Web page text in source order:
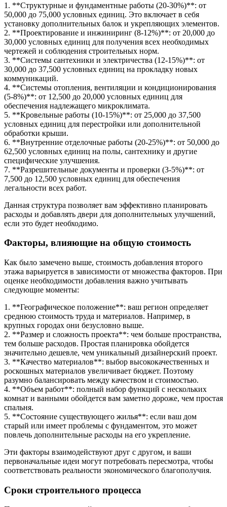
1. **Структурные и фундаментные работы (20-30%)**: от
50,000 до 75,000 условных единиц. Это включает в себя
установку дополнительных балок и укрепляющих элементов.
2. **Проектирование и инжиниринг (8-12%)**: от 20,000 до
30,000 условных единиц для получения всех необходимых
чертежей и соблюдения строительных норм.
3. **Системы сантехники и электричества (12-15%)**: от
30,000 до 37,500 условных единиц на прокладку новых
коммуникаций.
4. **Системы отопления, вентиляции и кондиционирования
(5-8%)**: от 12,500 до 20,000 условных единиц для
обеспечения надлежащего микроклимата.
5. **Кровельные работы (10-15%)**: от 25,000 до 37,500
условных единиц для перестройки или дополнительной
обработки крыши.
6. **Внутренние отделочные работы (20-25%)**: от 50,000 до
62,500 условных единиц на полы, сантехнику и другие
специфические улучшения.
7. **Разрешительные документы и проверки (3-5%)**: от
7,500 до 12,500 условных единиц для обеспечения
легальности всех работ.
Данная структура позволяет вам эффективно планировать
расходы и добавлять двери для дополнительных улучшений,
если это будет необходимо.
Факторы, влияющие на общую стоимость
Как было замечено выше, стоимость добавления второго
этажа варьируется в зависимости от множества факторов. При
оценке необходимости добавления важно учитывать
следующие моменты:
1. **Географическое положение**: ваш регион определяет
среднюю стоимость труда и материалов. Например, в
крупных городах они безусловно выше.
2. **Размер и сложность проекта**: чем больше пространства,
тем больше расходов. Простая планировка обойдется
значительно дешевле, чем уникальный дизайнерский проект.
3. **Качество материалов**: выбор высококачественных и
роскошных материалов увеличивает бюджет. Поэтому
разумно балансировать между качеством и стоимостью.
4. **Объем работ**: полный набор функций с нескольких
комнат и ванными обойдется вам заметно дороже, чем простая
спальня.
5. **Состояние существующего жилья**: если ваш дом
старый или имеет проблемы с фундаментом, это может
повлечь дополнительные расходы на его укрепление.
Эти факторы взаимодействуют друг с другом, и ваши
первоначальные идеи могут потребовать пересмотра, чтобы
соответствовать реальности экономического благополучия.
Сроки строительного процесса